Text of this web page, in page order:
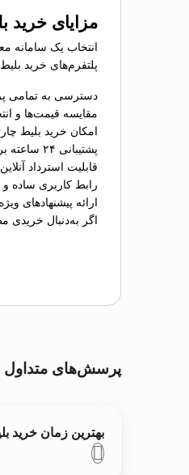
مزایای خرید
انتخاب یک سامانه
پلتفرم‌های خرید
دسترسی به تمامی
مقایسه قیمت‌ها و
امکان خرید بلیط
پشتیبانی ۲۴ ساعته برای پاسخگویی به سؤالات و مشکلات احتمالی؛
قابلیت استرداد
رابط کاربری ساده
ارائه پیشنهادهای
اگر به‌دنبال خریدی
پرسش‌های متداول
بهترین زمان خرید